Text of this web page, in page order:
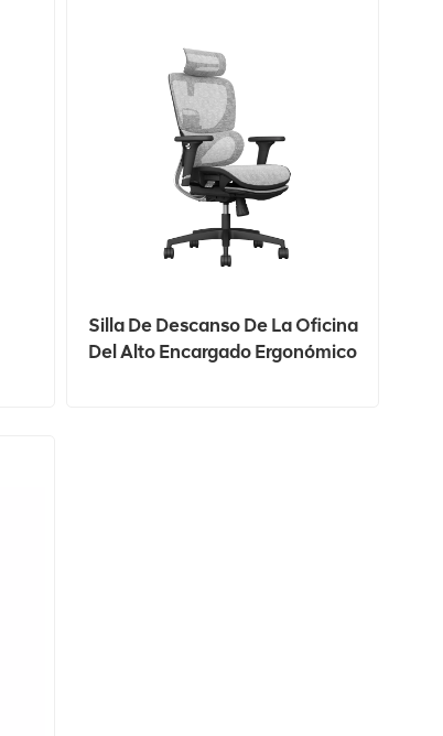
Silla De Descanso De La Oficina
Del Alto Encargado Ergonómico